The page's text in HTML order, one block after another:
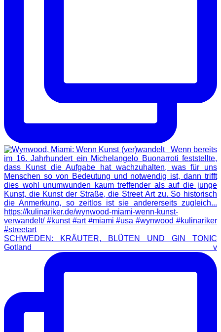
SCHWEDEN: KRÄUTER, BLÜTEN UND GIN TONIC
Gotland v